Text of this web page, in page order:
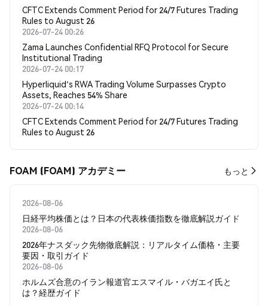
CFTC Extends Comment Period for 24/7 Futures Trading
Rules to August 26
2026-07-24 00:26
Zama Launches Confidential RFQ Protocol for Secure
Institutional Trading
2026-07-24 00:17
Hyperliquid's RWA Trading Volume Surpasses Crypto
Assets, Reaches 54% Share
2026-07-24 00:14
CFTC Extends Comment Period for 24/7 Futures Trading
Rules to August 26
FOAM (FOAM) アカデミー もっと
2026-08-06
日経平均株価とは？日本の代表株価指数を徹底解説ガイド
2026-08-06
2026年ナスダック先物徹底解説：リアルタイム価格・主要
要因・取引ガイド
2026-08-06
ホルムズ合意のイラン報道官エスマイル・バガエイ氏と
は？経歴ガイド